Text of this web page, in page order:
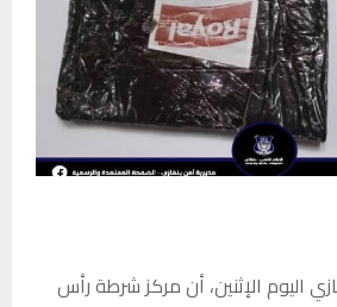
اليوم الإثنين، أن مركز شرطة رأس